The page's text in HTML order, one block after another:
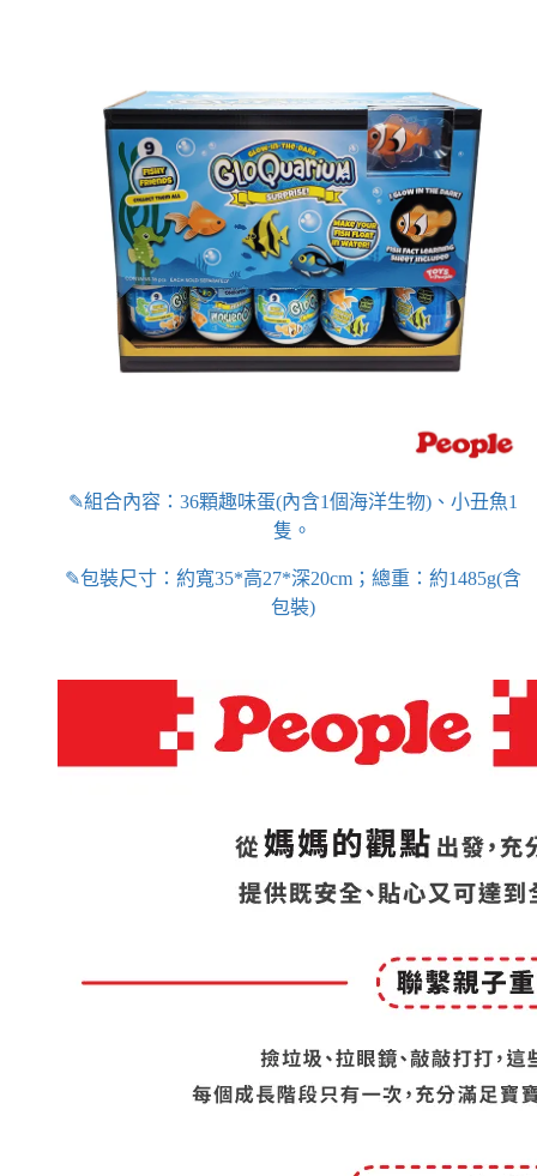
✎組合內容：36顆趣味蛋(內含1個海洋生物)、小丑魚1
隻。
✎包裝尺寸：約寬35*高27*深20cm；總重：約1485g(含
包裝)